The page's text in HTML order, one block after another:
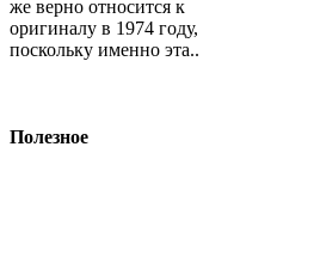
же верно относится к
оригиналу в 1974 году,
поскольку именно эта..
Полезное